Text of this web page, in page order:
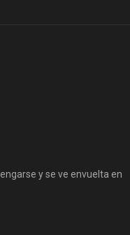
y se ve envuelta en